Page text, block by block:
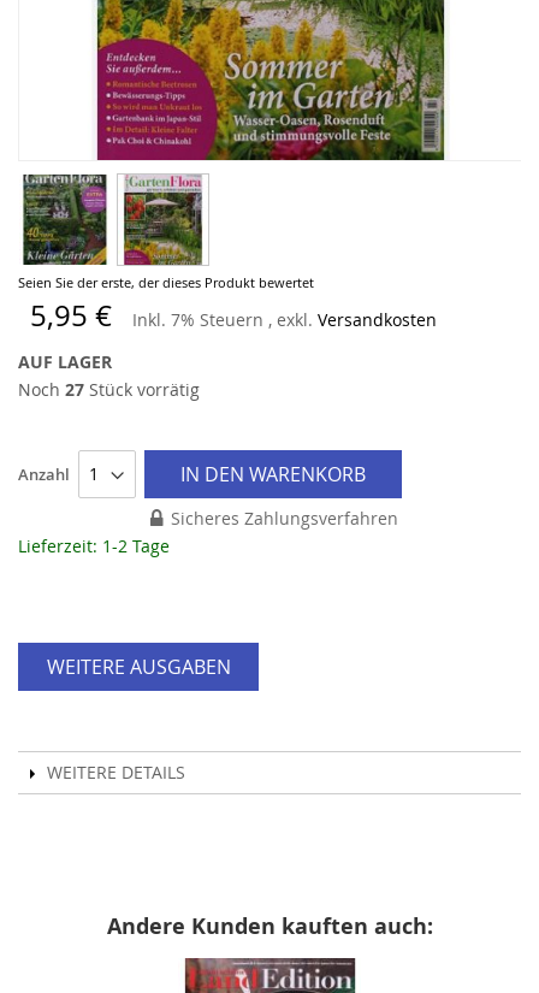
Seien Sie der erste, der dieses Produkt bewertet
5,95 € Inkl. 7% Steuern , exkl. Versandkosten
AUF LAGER
Noch 27 Stück vorrätig
Anzahl IN DEN WARENKORB
Sicheres Zahlungsverfahren
Lieferzeit: 1-2 Tage
WEITERE AUSGABEN
WEITERE DETAILS
Zum
Anfang
der
Bildergalerie
springen
Andere Kunden kauften auch: